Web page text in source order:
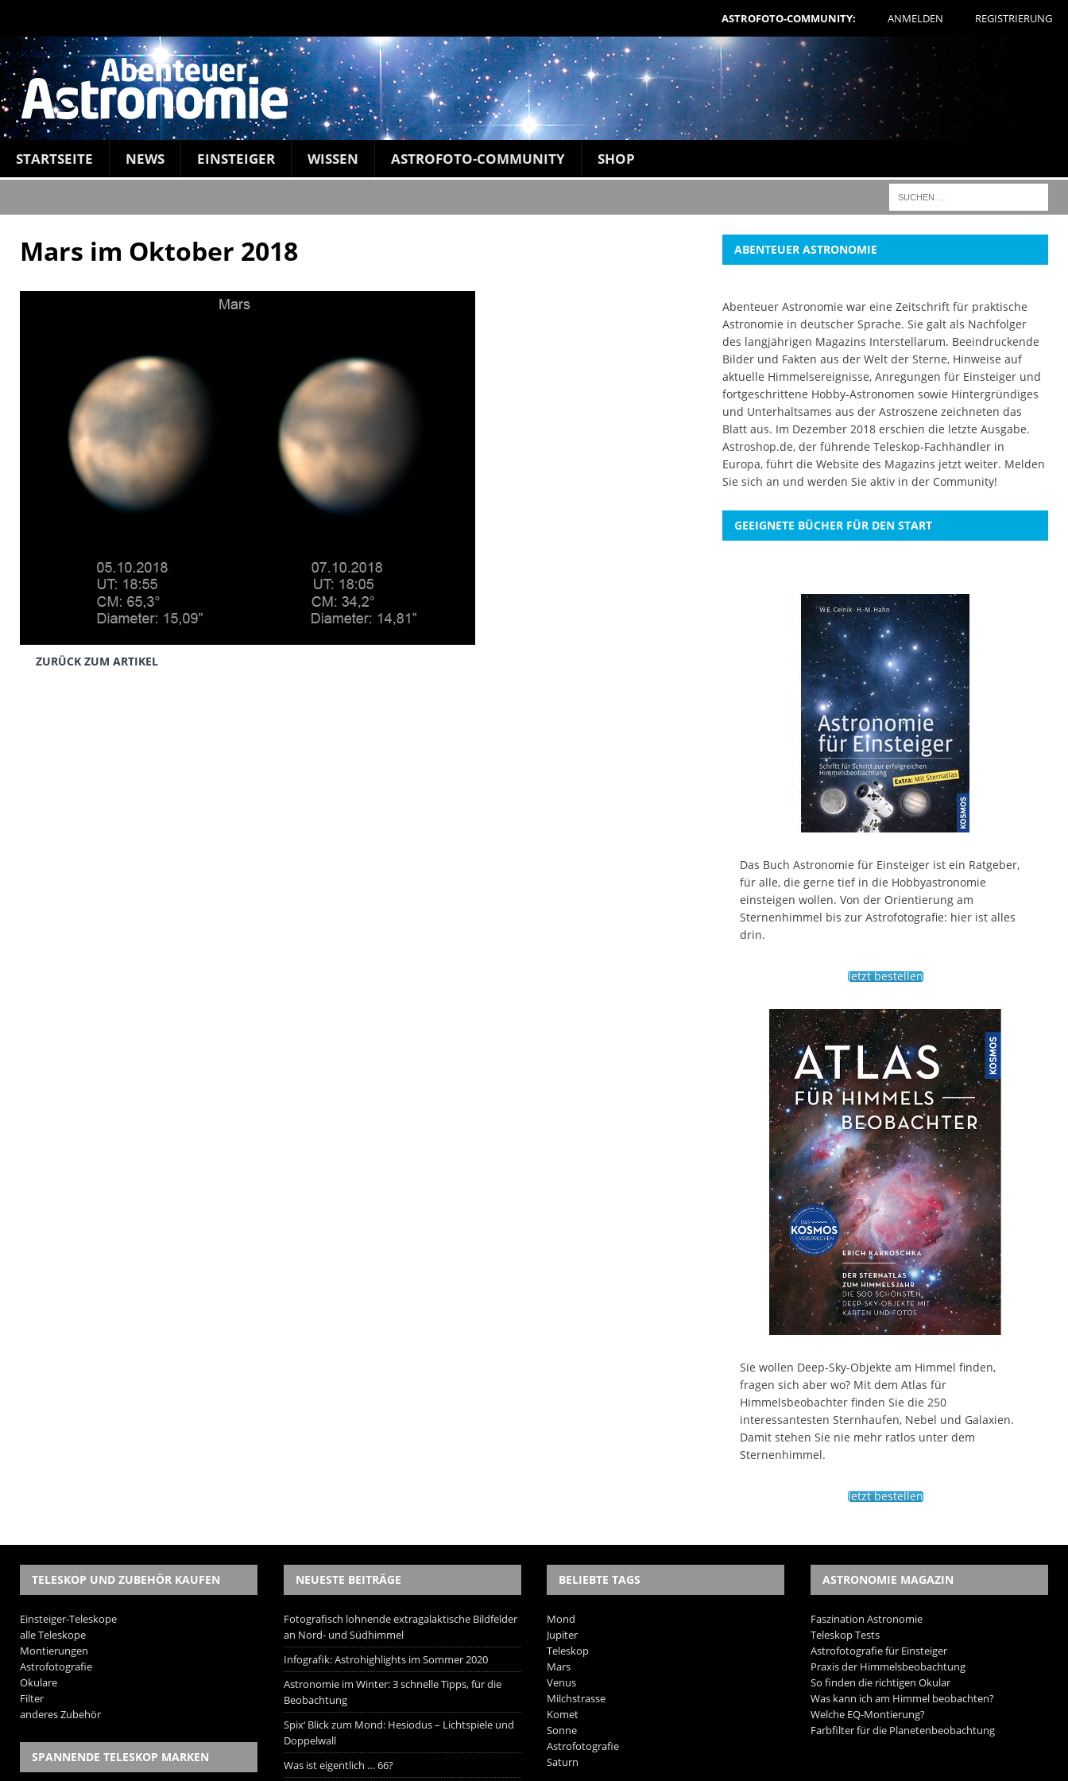
ASTROFOTO-COMMUNITY: ANMELDEN REGISTRIERUNG
STARTSEITE NEWS EINSTEIGER WISSEN ASTROFOTO-COMMUNITY SHOP
Mars im Oktober 2018
ZURÜCK ZUM ARTIKEL
ABENTEUER ASTRONOMIE
Abenteuer Astronomie war eine Zeitschrift für praktische
Astronomie in deutscher Sprache. Sie galt als Nachfolger
des langjährigen Magazins Interstellarum. Beeindruckende
Bilder und Fakten aus der Welt der Sterne, Hinweise auf
aktuelle Himmelsereignisse, Anregungen für Einsteiger und
fortgeschrittene Hobby-Astronomen sowie Hintergründiges
und Unterhaltsames aus der Astroszene zeichneten das
Blatt aus. Im Dezember 2018 erschien die letzte Ausgabe.
Astroshop.de, der führende Teleskop-Fachhändler in
Europa, führt die Website des Magazins jetzt weiter. Melden
Sie sich an und werden Sie aktiv in der Community!
GEEIGNETE BÜCHER FÜR DEN START
Das Buch Astronomie für Einsteiger ist ein Ratgeber,
für alle, die gerne tief in die Hobbyastronomie
einsteigen wollen. Von der Orientierung am
Sternenhimmel bis zur Astrofotografie: hier ist alles
drin.
Jetzt bestellen
Sie wollen Deep-Sky-Objekte am Himmel finden,
fragen sich aber wo? Mit dem Atlas für
Himmelsbeobachter finden Sie die 250
interessantesten Sternhaufen, Nebel und Galaxien.
Damit stehen Sie nie mehr ratlos unter dem
Sternenhimmel.
Jetzt bestellen
TELESKOP UND ZUBEHÖR KAUFEN
Einsteiger-Teleskope
alle Teleskope
Montierungen
Astrofotografie
Okulare
Filter
anderes Zubehör
SPANNENDE TELESKOP MARKEN
NEUESTE BEITRÄGE
Fotografisch lohnende extragalaktische Bildfelder
an Nord- und Südhimmel
Infografik: Astrohighlights im Sommer 2020
Astronomie im Winter: 3 schnelle Tipps, für die
Beobachtung
Spix‘ Blick zum Mond: Hesiodus – Lichtspiele und
Doppelwall
Was ist eigentlich … 66?
BELIEBTE TAGS
Mond
Jupiter
Teleskop
Mars
Venus
Milchstrasse
Komet
Sonne
Astrofotografie
Saturn
ASTRONOMIE MAGAZIN
Faszination Astronomie
Teleskop Tests
Astrofotografie für Einsteiger
Praxis der Himmelsbeobachtung
So finden die richtigen Okular
Was kann ich am Himmel beobachten?
Welche EQ-Montierung?
Farbfilter für die Planetenbeobachtung